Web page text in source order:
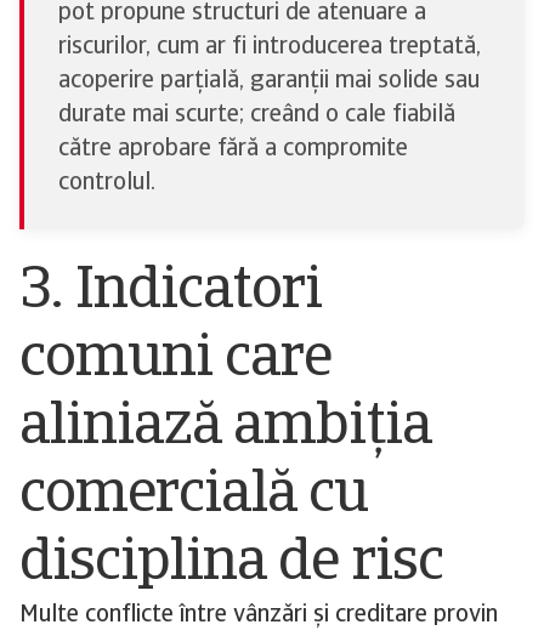
pot propune structuri de atenuare a
riscurilor, cum ar fi introducerea treptată,
acoperire parțială, garanții mai solide sau
durate mai scurte; creând o cale fiabilă
către aprobare fără a compromite
controlul.
3. Indicatori
comuni care
aliniază ambiția
comercială cu
disciplina de risc
Multe conflicte între vânzări și creditare provin